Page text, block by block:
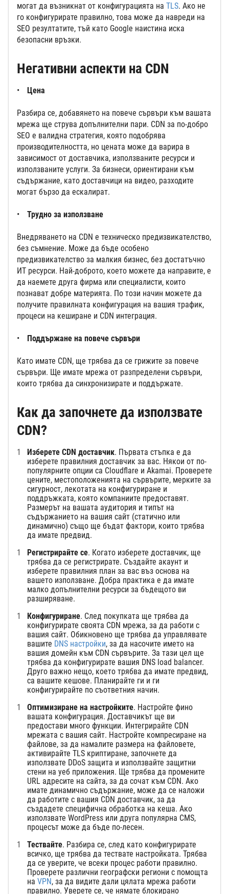
могат да възникнат от конфигурацията на TLS. Ако не
го конфигурирате правилно, това може да навреди на
SEO резултатите, тъй като Google наистина иска
безопасни връзки.
Негативни аспекти на CDN
Цена
Разбира се, добавянето на повече сървъри към вашата
мрежа ще струва допълнителни пари. CDN за по-добро
SEO е валидна стратегия, която подобрява
производителността, но цената може да варира в
зависимост от доставчика, използваните ресурси и
използваните услуги. За бизнеси, ориентирани към
съдържание, като доставчици на видео, разходите
могат бързо да ескалират.
Трудно за използване
Внедряването на CDN е техническо предизвикателство,
без съмнение. Може да бъде особено
предизвикателство за малкия бизнес, без достатъчно
ИТ ресурси. Най-доброто, което можете да направите, е
да наемете друга фирма или специалисти, които
познават добре материята. По този начин можете да
получите правилната конфигурация на вашия трафик,
процеси на кеширане и CDN интеграция.
Поддържане на повече сървъри
Като имате CDN, ще трябва да се грижите за повече
сървъри. Ще имате мрежа от разпределени сървъри,
които трябва да синхронизирате и поддържате.
Как да започнете да използвате
CDN?
Изберете CDN доставчик. Първата стъпка е да
изберете правилния доставчик за вас. Някои от по-
популярните опции са Cloudflare и Akamai. Проверете
цените, местоположенията на сървърите, мерките за
сигурност, лекотата на конфигуриране и
поддръжката, която компаниите предоставят.
Размерът на вашата аудитория и типът на
съдържанието на вашия сайт (статично или
динамично) също ще бъдат фактори, които трябва
да имате предвид.
Регистрирайте се. Когато изберете доставчик, ще
трябва да се регистрирате. Създайте акаунт и
изберете правилния план за вас въз основа на
вашето използване. Добра практика е да имате
малко допълнителни ресурси за бъдещото ви
разширяване.
Конфигуриране. След покупката ще трябва да
конфигурирате своята CDN мрежа, за да работи с
вашия сайт. Обикновено ще трябва да управлявате
вашите DNS настройки, за да насочите името на
вашия домейн към CDN сървърите. За тази цел ще
трябва да конфигурирате вашия DNS load balancer.
Друго важно нещо, което трябва да имате предвид,
са вашите кешове. Планирайте ги и ги
конфигурирайте по съответния начин.
Оптимизиране на настройките. Настройте фино
вашата конфигурация. Доставчикът ще ви
предостави много функции. Интегрирайте CDN
мрежата с вашия сайт. Настройте компресиране на
файлове, за да намалите размера на файловете,
активирайте TLS криптиране, започнете да
използвате DDoS защита и използвайте защитни
стени на уеб приложения. Ще трябва да промените
URL адресите на сайта, за да сочат към CDN. Ако
имате динамично съдържание, може да се наложи
да работите с вашия CDN доставчик, за да
създадете специфична обработка на кеша. Ако
използвате WordPress или друга популярна CMS,
процесът може да бъде по-лесен.
Тествайте. Разбира се, след като конфигурирате
всичко, ще трябва да тествате настройката. Трябва
да се уверите, че всеки процес работи правилно.
Проверете различни географски региони с помощта
на VPN, за да видите дали цялата мрежа работи
правилно. Уверете се, че нямате блокирано